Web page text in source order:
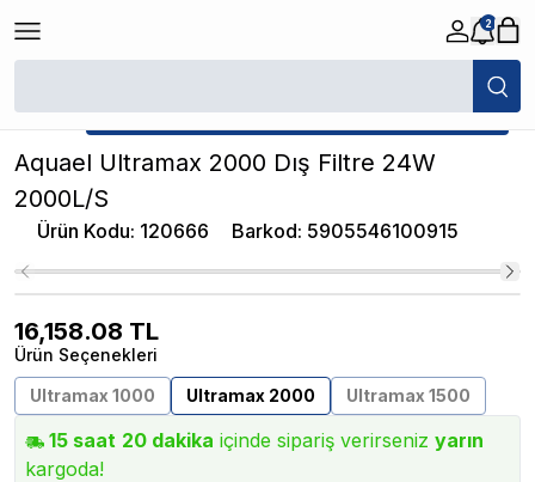
2
/ Aquael Ultramax 2000 Dış Filtre 24W 2000L/S
★ Atakan Petshop, Aquael yetkili satıcısıdır.
Aquael Ultramax 2000 Dış Filtre 24W
2000L/S
Ürün Kodu: 120666 Barkod: 5905546100915
16,158.08 TL
Ürün Seçenekleri
Ultramax 1000
Ultramax 2000 Ultramax 1500
15 saat 20 dakika içinde sipariş verirseniz yarın
kargoda!